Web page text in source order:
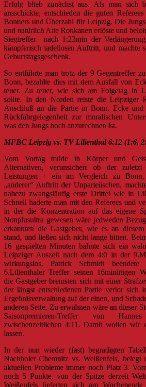
Erfolg blieb zunächst aus. Als man sich
ansschickte, entschieden die guten
Bonners und Überzahl für Leipzig. Die
und natürlich Atte Ronkanen erlöste und
Siegtreffer nach 1:23min der
kämpferisch tadellosen Auftritt, und machte
Geburtstagsgeschenk.
So entführte man trotz der 9 Gegentreffer
Bonn, bezahlte dies mit dem Ausfall von
teuer. Zu teuer, wie sich am Folgetag in
sollte. In den Norden reiste die Leipziger
Anschluß an die Partie in Bonn. Ecke und
Rückfahrgelegenheit zur moralischen
was den Jungs hoch anzurechnen ist.
MFBC Leipzig vs. TV Lilienthal 6:12 (1:6,
Vom Vortag müde in Körper und
Alternativen, verunsichert ob der zuletzt
Leistungen + ein im Vergleich zu
„anderer“ Auftritt der Unparteiischen,
nahezu zwangsläufig erste Drittel wie in
Schnell haderte man mit den Referees und
in der die Konzentration auf das eigene
Nonplusultra gewesen wäre jedweden
erkannten die Gastgeber, wie es an
stand, und ließen sich nicht lange bitten.
16 gespielten Minuten bahnte sich ein
Leipziger Auszeit nach dem 4:0 in der
wirkungslos. Patrick Schmidt
6.Lilienthaler Treffer seinen 16minütigen
die Gastgeber bremsten sich mit einer
der längst entschiedenen Partie verlor sich
Ergebnisverwaltung auf der einen, und
anderen Seite. Zu erwähnen wäre an dieser
Saisonpremieren-Treffer von
zwischenzeitlichen 4:11. Damit wollen wir
lassen.
In der nun wieder (fast) begradigten
Nachholer Chemnitz vs. Weißenfels, belegt
aktuellen Probleme immer noch Platz 3.
noch 5 Punkte, von der Spitze derzeit
Weißenfels lieferten sich am